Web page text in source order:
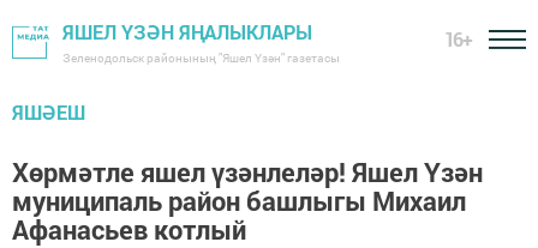
ЯШЕЛ ҮЗӘН ЯҢАЛЫКЛАРЫ
Зеленодольск районының "Яшел Үзән" газетасы
16+
ЯШӘЕШ
Хөрмәтле яшел үзәнлеләр! Яшел Үзән
муниципаль район башлыгы Михаил
Афанасьев котлый